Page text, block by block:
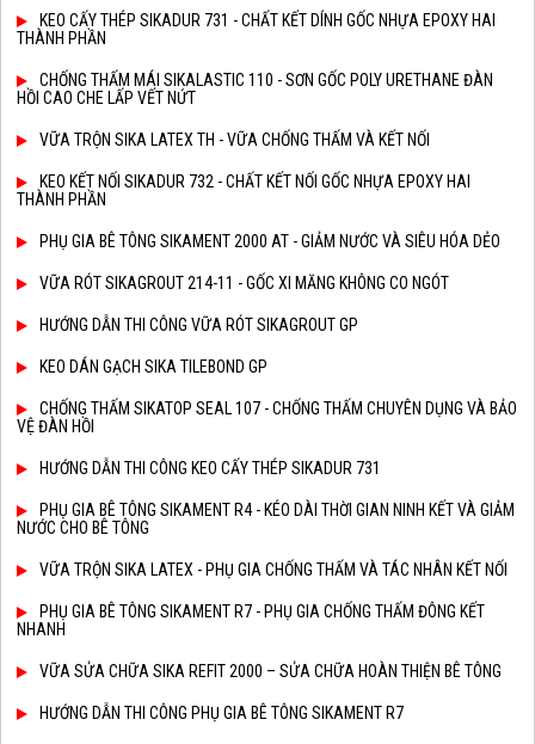
KEO CẤY THÉP SIKADUR 731 - CHẤT KẾT DÍNH GỐC NHỰA EPOXY HAI
THÀNH PHẦN
CHỐNG THẤM MÁI SIKALASTIC 110 - SƠN GỐC POLY URETHANE ĐÀN
HỒI CAO CHE LẤP VẾT NỨT
VỮA TRỘN SIKA LATEX TH - VỮA CHỐNG THẤM VÀ KẾT NỐI
KEO KẾT NỐI SIKADUR 732 - CHẤT KẾT NỐI GỐC NHỰA EPOXY HAI
THÀNH PHẦN
PHỤ GIA BÊ TÔNG SIKAMENT 2000 AT - GIẢM NƯỚC VÀ SIÊU HÓA DẺO
VỮA RÓT SIKAGROUT 214-11 - GỐC XI MĂNG KHÔNG CO NGÓT
HƯỚNG DẪN THI CÔNG VỮA RÓT SIKAGROUT GP
KEO DÁN GẠCH SIKA TILEBOND GP
CHỐNG THẤM SIKATOP SEAL 107 - CHỐNG THẤM CHUYÊN DỤNG VÀ BẢO
VỆ ĐÀN HỒI
HƯỚNG DẪN THI CÔNG KEO CẤY THÉP SIKADUR 731
PHỤ GIA BÊ TÔNG SIKAMENT R4 - KÉO DÀI THỜI GIAN NINH KẾT VÀ GIẢM
NƯỚC CHO BÊ TÔNG
VỮA TRỘN SIKA LATEX - PHỤ GIA CHỐNG THẤM VÀ TÁC NHÂN KẾT NỐI
PHỤ GIA BÊ TÔNG SIKAMENT R7 - PHỤ GIA CHỐNG THẤM ĐÔNG KẾT
NHANH
VỮA SỬA CHỮA SIKA REFIT 2000 – SỬA CHỮA HOÀN THIỆN BÊ TÔNG
HƯỚNG DẪN THI CÔNG PHỤ GIA BÊ TÔNG SIKAMENT R7